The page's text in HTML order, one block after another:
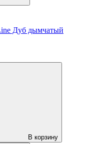
Дуб дымчатый
В корзину